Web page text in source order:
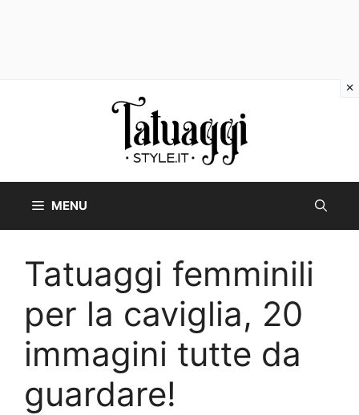
MENU
Tatuaggi femminili
per la caviglia, 20
immagini tutte da
guardare!